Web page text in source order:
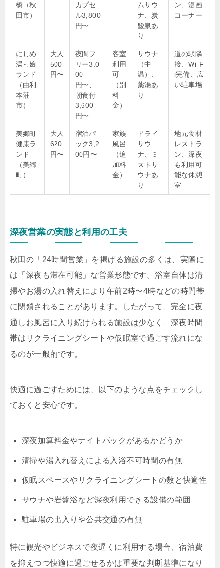
橋（秋
田市）
カプセ
ル3,800
円〜
ムサウ
ナ、炭
酸泉あ
り
ン、漫画
コーナー
にしめ
湯っ娘
ランド
（由利
本荘
市）
大人
500
円〜
夜間フ
リー3,0
00
円〜、
朝食付
3,600
円〜
客室
利用
可
（別
料
金）
サウナ
（中
温）、
薬湯あ
り
道の駅隣
接、Wi-F
i完備、広
い駐車場
美郷町
健康ラ
ンド
（美郷
町）
大人
620
円〜
宿泊パ
ック3,2
00円〜
家族
風呂
（追
加料
金）
ドライ
サウ
ナ、ミ
ストサ
ウナあ
り
地元食材
レストラ
ン、深夜
も利用可
能な休憩
室
深夜営業の実態と利用の工夫
秋田の「24時間営業」を掲げる施設の多くは、実際に
は「深夜も滞在可能」な営業形態です。浴室自体は清
掃やお湯の入れ替えにより午前2時〜4時などの時間帯
に閉鎖されることがあります。したがって、完全に夜
通しお風呂に入り続けられる施設は少なく、深夜時間
帯はリクライニングシートや仮眠室で過ごす流れにな
るのが一般的です。
快適に過ごすためには、以下のような点をチェックし
ておくと安心です。
深夜加算料金やナイトパックがあるかどうか
清掃や湯入れ替えによる入浴不可時間の有無
仮眠スペースやリクライニングシートの数と快適性
サウナや岩盤浴など深夜利用できる設備の範囲
駐車場の出入りや公共交通の有無
特に観光やビジネスで夜遅くに利用する場合、宿泊費
を抑えつつ快適に過ごせるかは重要な判断基準になり